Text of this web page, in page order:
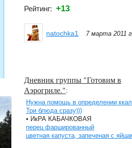
Рейтинг: +13
natochka1 7 марта 2011
Дневник группы "Готовим в
Аэрогриле.":
Нужна помощь в определении ккал
Три блюда сразу)))
• ИкРА КАБАЧКОВАЯ
перец фаршированный
цветная капуста, запеченая с